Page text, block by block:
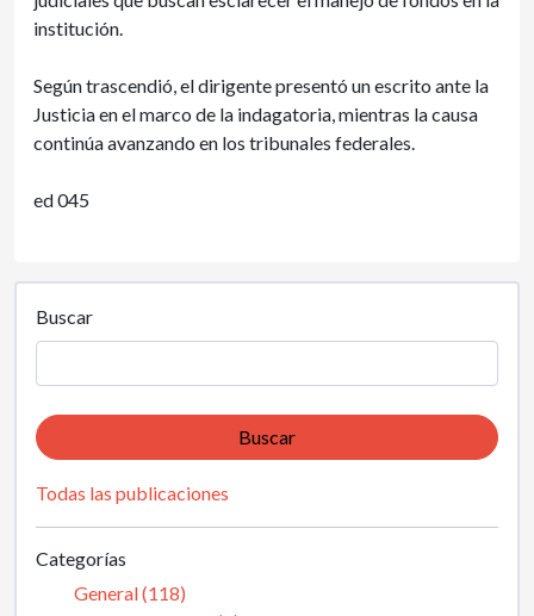
institución.
Según trascendió, el dirigente presentó un escrito ante la
Justicia en el marco de la indagatoria, mientras la causa
continúa avanzando en los tribunales federales.
ed 045
Buscar
Buscar
Todas las publicaciones
Categorías
General (118)